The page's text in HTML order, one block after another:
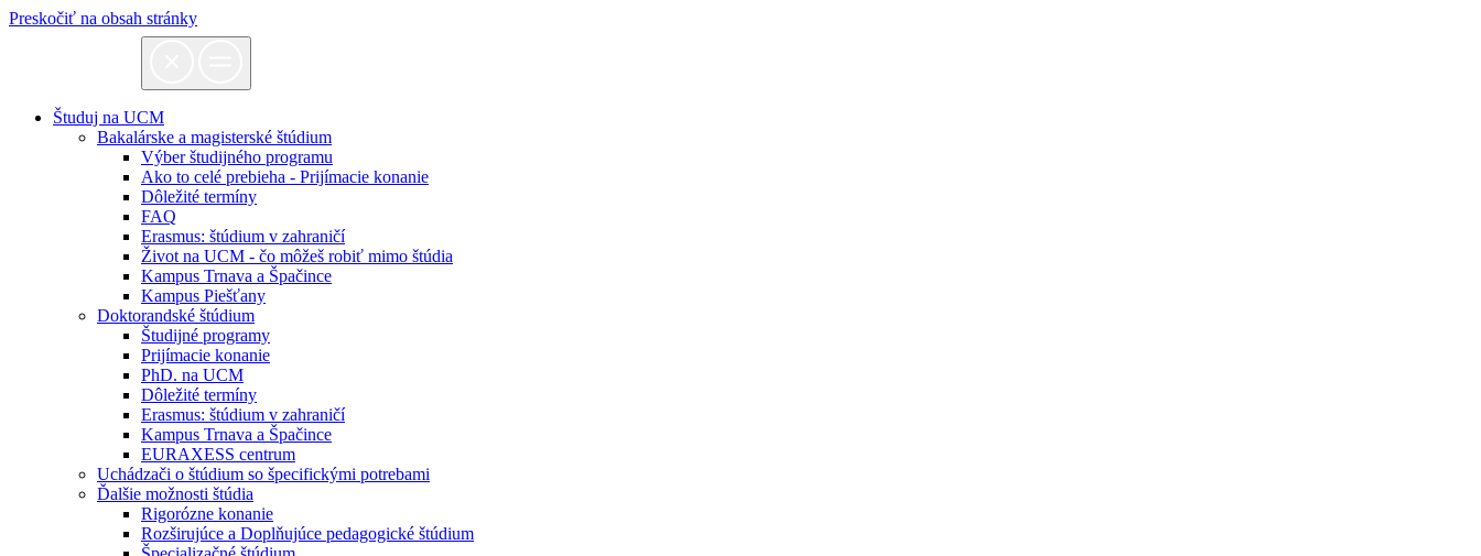
Preskočiť na obsah stránky
Študuj na UCM
Bakalárske a magisterské štúdium
Výber študijného programu
Ako to celé prebieha - Prijímacie konanie
Dôležité termíny
FAQ
Erasmus: štúdium v zahraničí
Život na UCM - čo môžeš robiť mimo štúdia
Kampus Trnava a Špačince
Kampus Piešťany
Doktorandské štúdium
Študijné programy
Prijímacie konanie
PhD. na UCM
Dôležité termíny
Erasmus: štúdium v zahraničí
Kampus Trnava a Špačince
EURAXESS centrum
Uchádzači o štúdium so špecifickými potrebami
Ďalšie možnosti štúdia
Rigorózne konanie
Rozširujúce a Doplňujúce pedagogické štúdium